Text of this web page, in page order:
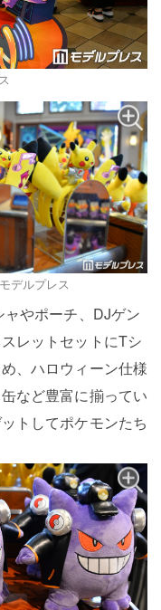
デルプレス
やポーチ、DJゲン
レットセットにTシ
、ハロウィーン仕様
など豊富に揃ってい
トしてポケモンたち